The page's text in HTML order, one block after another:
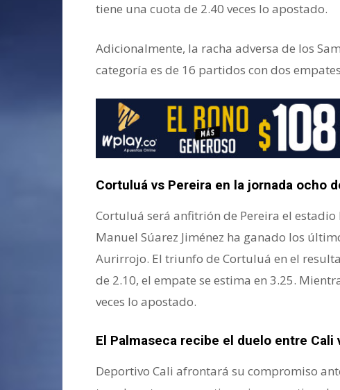
tiene una cuota de 2.40 veces lo apostado.
Adicionalmente, la racha adversa de los
categoría es de 16 partidos con dos
Cortuluá vs Pereira en la jornada ocho
Cortuluá será anfitrión de Pereira el
Manuel Súarez Jiménez ha ganado los
Aurirrojo. El triunfo de Cortuluá en el
de 2.10, el empate se estima en 3.25.
veces lo apostado.
El Palmaseca recibe el duelo entre Cali
Deportivo Cali afrontará su compromiso